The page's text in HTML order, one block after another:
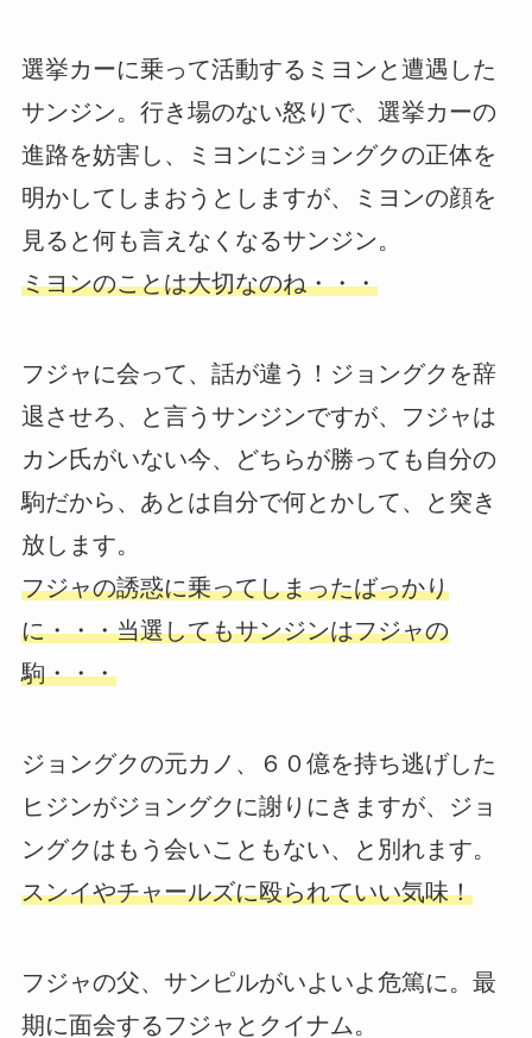
選挙カーに乗って活動するミヨンと遭遇した
サンジン。行き場のない怒りで、選挙カーの
進路を妨害し、ミヨンにジョングクの正体を
明かしてしまおうとしますが、ミヨンの顔を
見ると何も言えなくなるサンジン。
ミヨンのことは大切なのね・・・
フジャに会って、話が違う！ジョングクを辞
退させろ、と言うサンジンですが、フジャは
カン氏がいない今、どちらが勝っても自分の
駒だから、あとは自分で何とかして、と突き
放します。
フジャの誘惑に乗ってしまったばっかり
に・・・当選してもサンジンはフジャの
駒・・・
ジョングクの元カノ、６０億を持ち逃げした
ヒジンがジョングクに謝りにきますが、ジョ
ングクはもう会いこともない、と別れます。
スンイやチャールズに殴られていい気味！
フジャの父、サンピルがいよいよ危篤に。最
期に面会するフジャとクイナム。